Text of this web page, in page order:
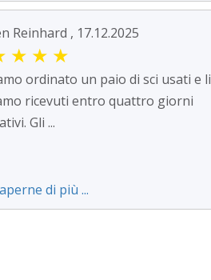
Reinhard , 17.12.2025
★ ★ ★
ordinato un paio di sci usati e li
ricevuti entro quattro giorni
Gli ...
di più ...